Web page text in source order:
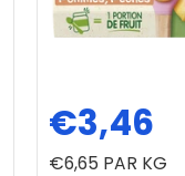
€3,46
€6,65 PAR KG